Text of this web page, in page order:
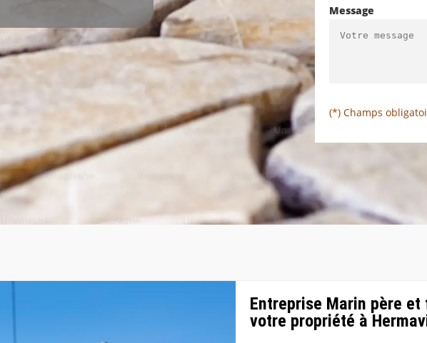
Message
(*) Champs
Entreprise Marin père
votre propriété à